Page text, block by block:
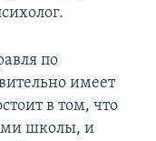
по
имеет
в том, что
школы, и